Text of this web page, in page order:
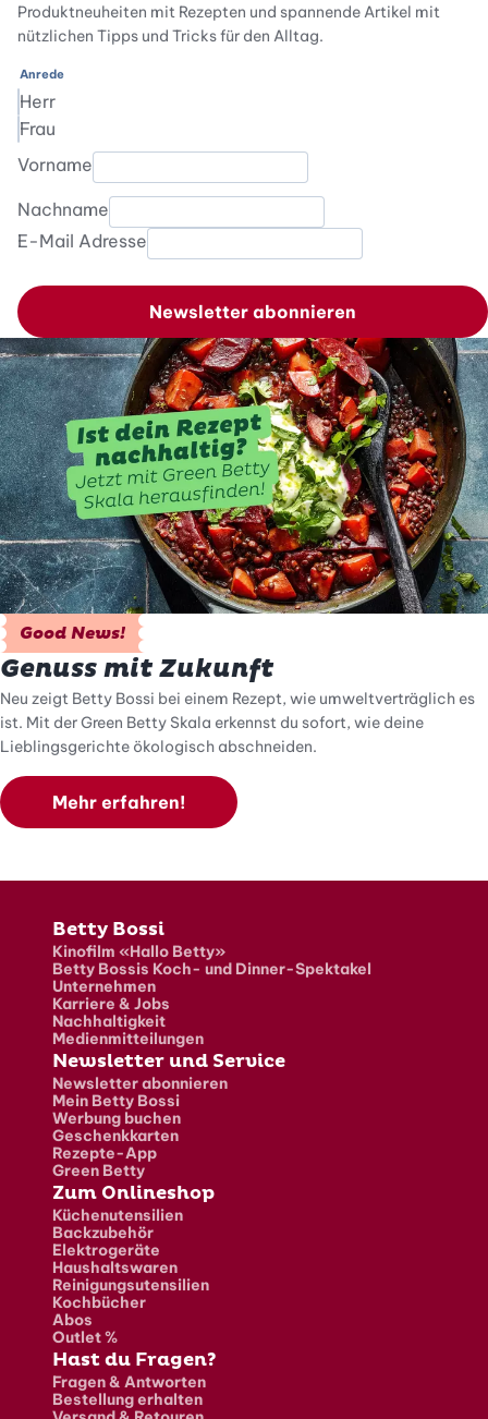
Produktneuheiten mit Rezepten und spannende Artikel mit
nützlichen Tipps und Tricks für den Alltag.
Anrede
Herr
Frau
Vorname
Nachname
E-Mail Adresse
Newsletter abonnieren
Good News!
Genuss mit Zukunft
Neu zeigt Betty Bossi bei einem Rezept, wie umweltverträglich es
ist. Mit der Green Betty Skala erkennst du sofort, wie deine
Lieblingsgerichte ökologisch abschneiden.
Mehr erfahren!
Fusszeile
Betty Bossi
Kinofilm «Hallo Betty»
Betty Bossis Koch- und Dinner-Spektakel
Unternehmen
Karriere & Jobs
Nachhaltigkeit
Medienmitteilungen
Newsletter und Service
Newsletter abonnieren
Mein Betty Bossi
Werbung buchen
Geschenkkarten
Rezepte-App
Green Betty
Zum Onlineshop
Küchenutensilien
Backzubehör
Elektrogeräte
Haushaltswaren
Reinigungsutensilien
Kochbücher
Abos
Outlet %
Hast du Fragen?
Fragen & Antworten
Bestellung erhalten